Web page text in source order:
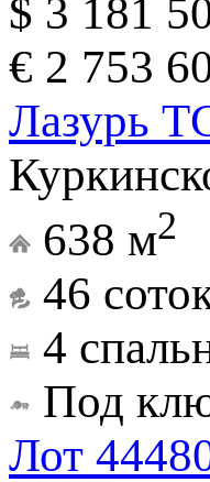
$ 3 181
€ 2 753
Лазурь
638 м2
46
4
Под
Лот